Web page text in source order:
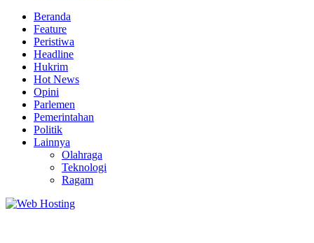
Beranda
Feature
Peristiwa
Headline
Hukrim
Hot News
Opini
Parlemen
Pemerintahan
Politik
Lainnya
Olahraga
Teknologi
Ragam